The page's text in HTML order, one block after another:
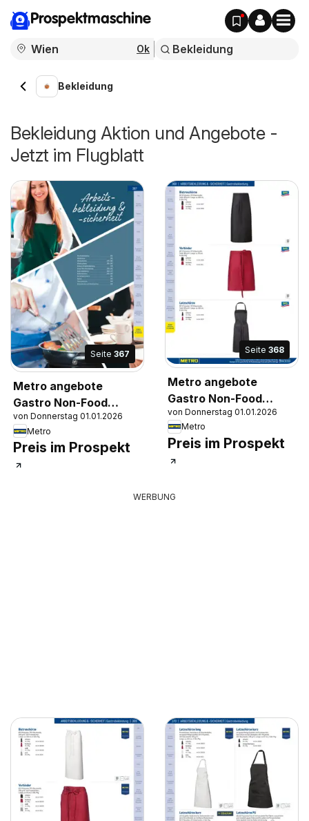
Prospektmaschine
Ok
Bekleidung
Bekleidung Aktion und Angebote -
Jetzt im Flugblatt
Seite 367
Metro angebote
Gastro Non-Food
Katalog
von Donnerstag 01.01.2026
Metro
Preis im Prospekt
Seite 368
Metro angebote
Gastro Non-Food
Katalog
von Donnerstag 01.01.2026
Metro
Preis im Prospekt
WERBUNG